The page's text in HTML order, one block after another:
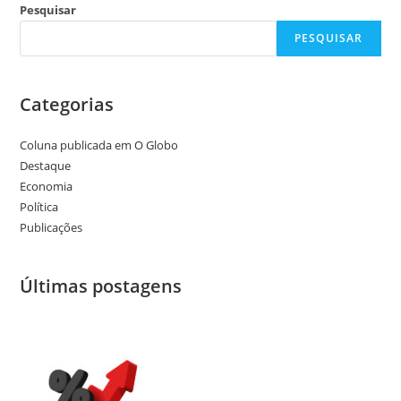
Pesquisar
PESQUISAR
Categorias
Coluna publicada em O Globo
Destaque
Economia
Política
Publicações
Últimas postagens